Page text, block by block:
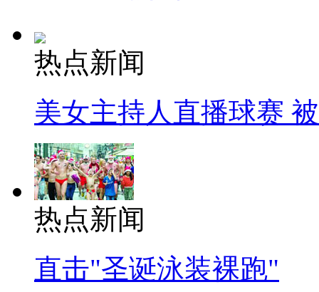
热点新闻
美女主持人直播球赛
热点新闻
直击"圣诞泳装裸跑"